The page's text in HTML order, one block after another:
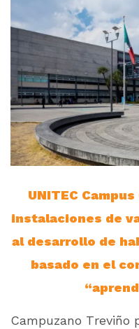
UNITEC
instalaciones de
al desarrollo de
basado en el
Campuzano Treviño